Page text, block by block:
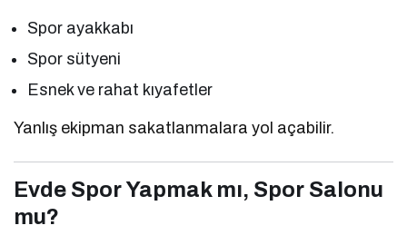
Spor ayakkabı
Spor sütyeni
Esnek ve rahat kıyafetler
Yanlış ekipman sakatlanmalara yol açabilir.
Evde Spor Yapmak mı, Spor Salonu
mu?